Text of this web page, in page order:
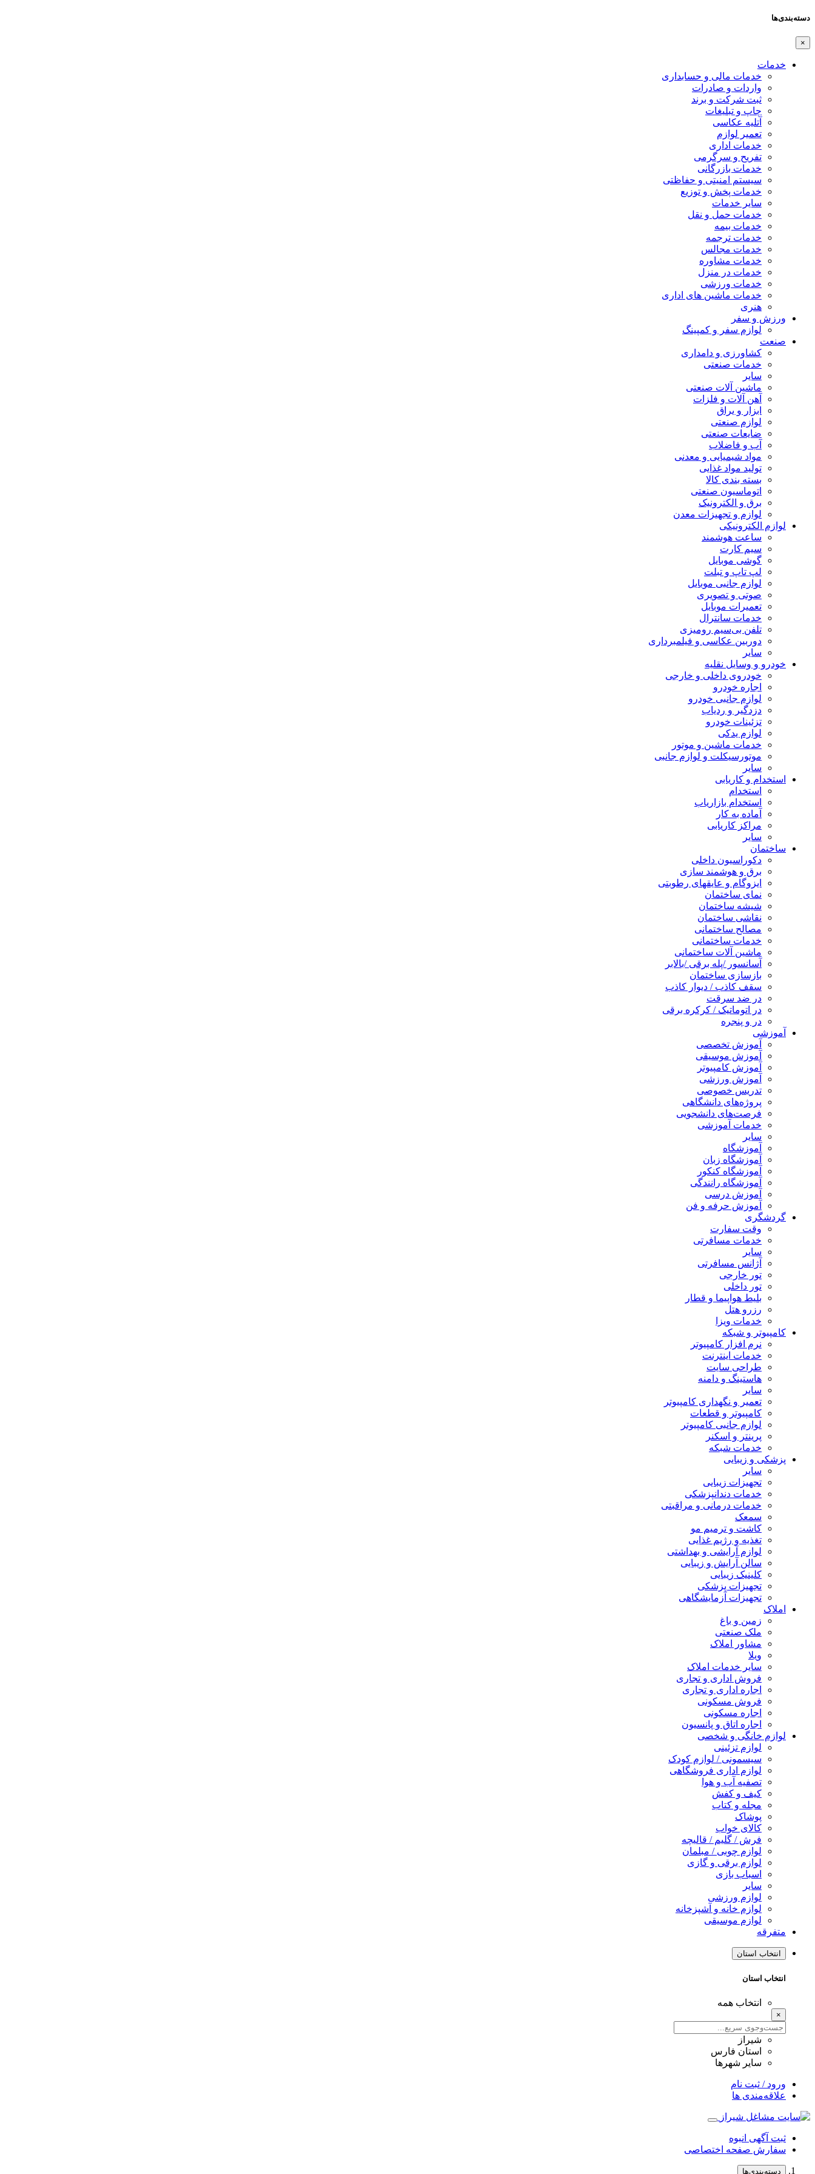
دسته‌بندی‌ها
×
خدمات
خدمات مالی و حسابداری
واردات و صادرات
ثبت شرکت و برند
چاپ و تبلیغات
آتلیه عکاسی
تعمیر لوازم
خدمات اداری
تفریح و سرگرمی
خدمات بازرگانی
سیستم امنیتی و حفاظتی
خدمات پخش و توزیع
سایر خدمات
خدمات حمل و نقل
خدمات بیمه
خدمات ترجمه
خدمات مجالس
خدمات مشاوره
خدمات در منزل
خدمات ورزشی
خدمات ماشین های اداری
هنری
ورزش و سفر
لوازم سفر و کمپینگ
صنعت
کشاورزی و دامداری
خدمات صنعتی
سایر
ماشین آلات صنعتی
آهن آلات و فلزات
ابزار و یراق
لوازم صنعتی
ضایعات صنعتی
آب و فاضلاب
مواد شیمیایی و معدنی
تولید مواد غذایی
بسته بندی کالا
اتوماسیون صنعتی
برق و الکترونیک
لوازم و تجهیزات معدن
لوازم الکترونیکی
ساعت هوشمند
سیم کارت
گوشی موبایل
لپ تاپ و تبلت
لوازم جانبی موبایل
صوتی و تصویری
تعمیرات موبایل
خدمات سانترال
تلفن بی‌سیم رومیزی
دوربین عکاسی و فیلمبرداری
سایر
خودرو و وسایل نقلیه
خودروی داخلی و خارجی
اجاره خودرو
لوازم جانبی خودرو
دزدگیر و ردیاب
تزئینات خودرو
لوازم یدکی
خدمات ماشین و موتور
موتورسیکلت و لوازم جانبی
سایر
استخدام و کاریابی
استخدام
استخدام بازاریاب
آماده به کار
مراکز کاریابی
سایر
ساختمان
دکوراسیون داخلی
برق و هوشمند سازی
ایزوگام و عایقهای رطوبتی
نمای ساختمان
شیشه ساختمان
نقاشی ساختمان
مصالح ساختمانی
خدمات ساختمانی
ماشین آلات ساختمانی
آسانسور /پله برقی /بالابر
بازسازی ساختمان
سقف کاذب / دیوار کاذب
در ضد سرقت
در اتوماتیک / کرکره برقی
در و پنجره
آموزشی
آموزش تخصصی
آموزش موسیقی
آموزش کامپیوتر
آموزش ورزشی
تدریس خصوصی
پروژه‌های دانشگاهی
فرصت‌های دانشجویی
خدمات آموزشی
سایر
آموزشگاه
آموزشگاه زبان
آموزشگاه کنکور
آموزشگاه رانندگی
آموزش درسی
آموزش حرفه و فن
گردشگری
وقت سفارت
خدمات مسافرتی
سایر
آژانس مسافرتی
تور خارجی
تور داخلی
بلیط هواپیما و قطار
رزرو هتل
خدمات ویزا
کامپیوتر و شبکه
نرم افزار کامپیوتر
خدمات اینترنت
طراحی سایت
هاستینگ و دامنه
سایر
تعمیر و نگهداری کامپیوتر
کامپیوتر و قطعات
لوازم جانبی کامپیوتر
پرینتر و اسکنر
خدمات شبکه
پزشکی و زیبایی
سایر
تجهیزات زیبایی
خدمات دندانپزشکی
خدمات درمانی و مراقبتی
سمعک
کاشت و ترمیم مو
تغذیه و رژیم غذایی
لوازم آرایشی و بهداشتی
سالن آرایش و زیبایی
کلینیک زیبایی
تجهیزات پزشکی
تجهیزات آزمایشگاهی
املاک
زمین و باغ
ملک صنعتی
مشاور املاک
ویلا
سایر خدمات املاک
فروش اداری و تجاری
اجاره اداری و تجاری
فروش مسکونی
اجاره مسکونی
اجاره اتاق و پانسیون
لوازم خانگی و شخصی
لوازم تزئینی
سیسمونی / لوازم کودک
لوازم اداری فروشگاهی
تصفیه آب و هوا
کیف و کفش
مجله و کتاب
پوشاک
کالای خواب
فرش / گلیم / قالیچه
لوازم چوبی / مبلمان
لوازم برقی و گازی
اسباب بازی
سایر
لوازم ورزشی
لوازم خانه و آشپزخانه
لوازم موسیقی
متفرقه
انتخاب استان
انتخاب استان
انتخاب همه
×
شیراز
استان فارس
سایر شهرها
ورود / ثبت نام
علاقه‌مندی ها
ثبت آگهی انبوه
سفارش صفحه اختصاصی
دسته‌بندی‌ها